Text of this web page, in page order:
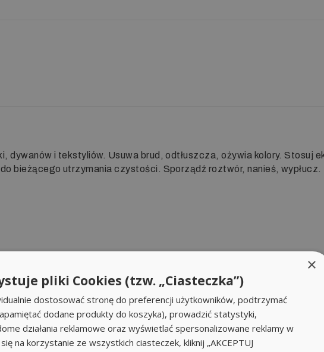
dywanów i tekstyliów. Usuwa brud, odtłuszcza, ożywia kolory. Stosuj
bieżącego utrzymania czystości. Sporządź roztwór, nanieś, wypłucz.
×
pliki Cookies (tzw. „Ciasteczka”)
dostosować stronę do preferencji użytkowników, podtrzymać
dodane produkty do koszyka), prowadzić statystyki,
działania reklamowe oraz wyświetlać spersonalizowane reklamy w
na korzystanie ze wszystkich ciasteczek, kliknij „AKCEPTUJ